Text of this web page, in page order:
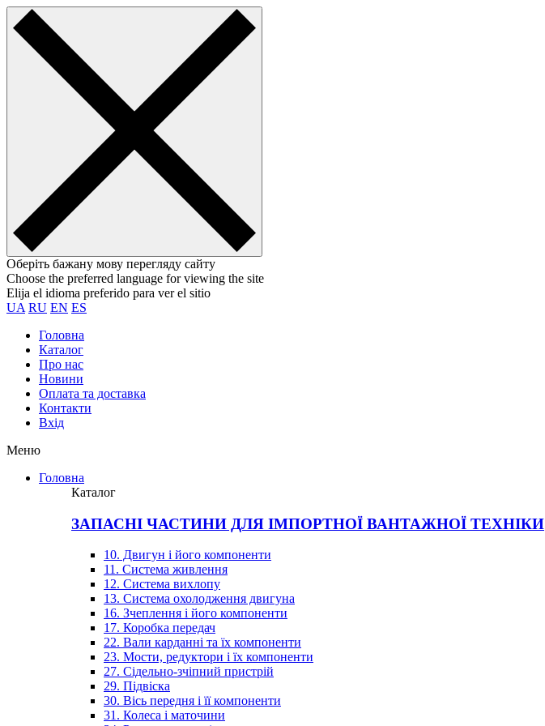
Оберіть бажану мову перегляду сайту
Choose the preferred language for viewing the site
Elija el idioma preferido para ver el sitio
UA RU EN ES
Головна
Каталог
Про нас
Новини
Оплата та доставка
Контакти
Вхiд
Меню
Головна
Каталог
ЗАПАСНІ ЧАСТИНИ ДЛЯ ІМПОРТНОЇ ВАНТАЖНОЇ ТЕХНІКИ
10. Двигун і його компоненти
11. Система живлення
12. Система вихлопу
13. Система охолодження двигуна
16. Зчеплення і його компоненти
17. Коробка передач
22. Вали карданні та їх компоненти
23. Мости, редуктори і їх компоненти
27. Сідельно-зчіпний пристрій
29. Підвіска
30. Вісь передня і її компоненти
31. Колеса і маточини